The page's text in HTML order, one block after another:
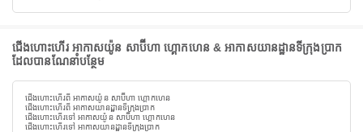
ជើងហោះហើរ អាកាសយ៉ូន សាប៊ីហា ហ្គោកហេន & អាកាសយានដ្ឋានទីក្រុងប្រាក
ដែលបានណែនាំបន្ថែម
ជើងហោះហើរពី អាកាសយ៉ូន សាប៊ីហា ហ្គោកហេន
ជើងហោះហើរពី អាកាសយានដ្ឋានទីក្រុងប្រាក
ជើងហោះហើរទៅ អាកាសយ៉ូន សាប៊ីហា ហ្គោកហេន
ជើងហោះហើរទៅ អាកាសយានដ្ឋានទីក្រុងប្រាក